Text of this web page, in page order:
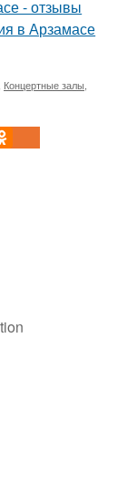
- отзывы
в Арзамасе
Концертные залы